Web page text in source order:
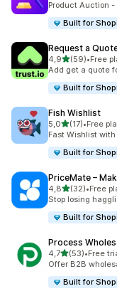
Product Auction
Built for
Request a
4,9de 5 estrelas
(59)
59 total de•Free
Add get a quote
Built for
Fish Wishlist
5,0de 5 estrelas
(17)
17 total de
•Free
Fast Wishlist
Built for
PriceMate –
4,8de 5 estrelas
(32)
32 total de•Free
Stop losing
Built for
Process
4,7de 5 estrelas
(53)
53 total de
•Free
Offer B2B
Built for